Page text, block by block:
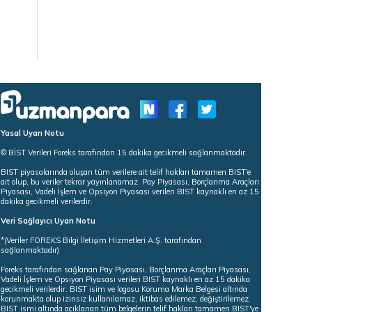
Yasal Uyarı Notu
© BİST Verileri Foreks tarafından 15 dakika gecikmeli sağlanmaktadır.
BIST piyasalarında oluşan tüm verilere ait telif hakları tamamen BIST'e
ait olup, bu veriler tekrar yayınlanamaz. Pay Piyasası, Borçlanma Araçları
Piyasası, Vadeli İşlem ve Opsiyon Piyasası verileri BIST kaynaklı en az 15
dakika gecikmeli verilerdir.
Veri Sağlayıcı Uyarı Notu
*(Veriler FOREKS Bilgi İletişim Hizmetleri A.Ş. tarafından
sağlanmaktadır)
Foreks tarafından sağlanan Pay Piyasası, Borçlanma Araçları Piyasası,
Vadeli İşlem ve Opsiyon Piyasası verileri BIST kaynaklı en az 15 dakika
gecikmeli verilerdir. BIST isim ve logosu Koruma Marka Belgesi altında
korunmakta olup izinsiz kullanılamaz, iktibas edilemez, değiştirilemez.
BIST ismi altında açıklanan tüm belgelerin telif hakları tamamen BIST'ye